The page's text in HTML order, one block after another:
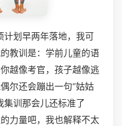
划早两年落地，我可
教训是：学前儿童的语
越像考官，孩子越像逃
尔还会蹦出一句“姑姑
集训那会儿还标准了
力量吧，我也解释不太